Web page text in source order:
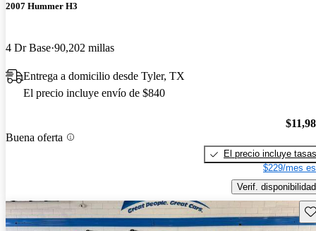
2007 Hummer H3
4 Dr Base 90,202 millas
Entrega a domicilio desde Tyler, TX
El precio incluye envío de $840
Buena oferta
El precio incluye tasas
$229/mes
Verif. disponibilidad